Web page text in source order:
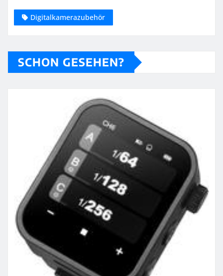
Digitalkamerazubehör
SCHON GESEHEN?